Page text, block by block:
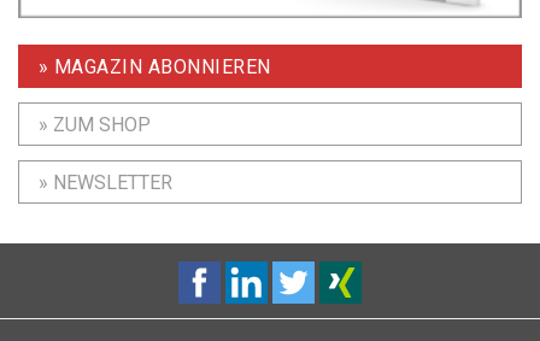
» MAGAZIN ABONNIEREN
» ZUM SHOP
» NEWSLETTER